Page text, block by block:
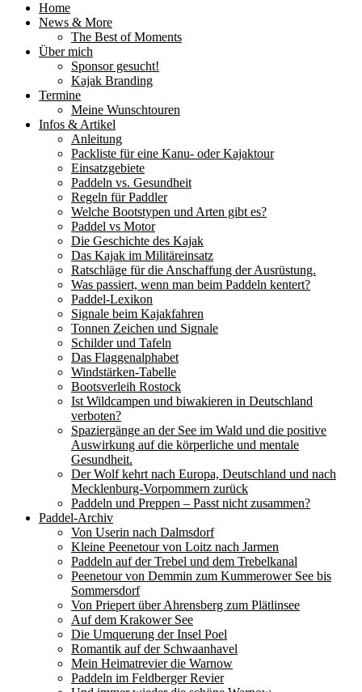
Home
News & More
The Best of Moments
Über mich
Sponsor gesucht!
Kajak Branding
Termine
Meine Wunschtouren
Infos & Artikel
Anleitung
Packliste für eine Kanu- oder Kajaktour
Einsatzgebiete
Paddeln vs. Gesundheit
Regeln für Paddler
Welche Bootstypen und Arten gibt es?
Paddel vs Motor
Die Geschichte des Kajak
Das Kajak im Militäreinsatz
Ratschläge für die Anschaffung der Ausrüstung.
Was passiert, wenn man beim Paddeln kentert?
Paddel-Lexikon
Signale beim Kajakfahren
Tonnen Zeichen und Signale
Schilder und Tafeln
Das Flaggenalphabet
Windstärken-Tabelle
Bootsverleih Rostock
Ist Wildcampen und biwakieren in Deutschland
verboten?
Spaziergänge an der See im Wald und die positive
Auswirkung auf die körperliche und mentale
Gesundheit.
Der Wolf kehrt nach Europa, Deutschland und nach
Mecklenburg-Vorpommern zurück
Paddeln und Preppen – Passt nicht zusammen?
Paddel-Archiv
Von Userin nach Dalmsdorf
Kleine Peenetour von Loitz nach Jarmen
Paddeln auf der Trebel und dem Trebelkanal
Peenetour von Demmin zum Kummerower See bis
Sommersdorf
Von Priepert über Ahrensberg zum Plätlinsee
Auf dem Krakower See
Die Umquerung der Insel Poel
Romantik auf der Schwaanhavel
Mein Heimatrevier die Warnow
Paddeln im Feldberger Revier